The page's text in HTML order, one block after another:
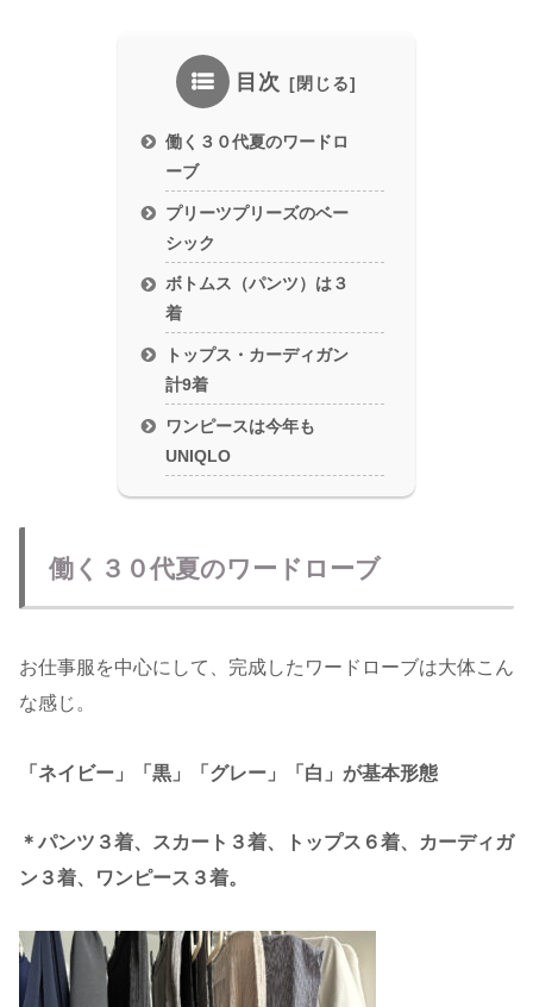
目次
働く３０代夏のワードロ
ーブ
プリーツプリーズのベー
シック
ボトムス（パンツ）は３
着
トップス・カーディガン
計9着
ワンピースは今年も
UNIQLO
働く３０代夏のワードローブ
お仕事服を中心にして、完成したワードローブは大体こん
な感じ。
「ネイビー」「黒」「グレー」「白」が基本形態
＊パンツ３着、スカート３着、トップス６着、カーディガ
ン３着、ワンピース３着。